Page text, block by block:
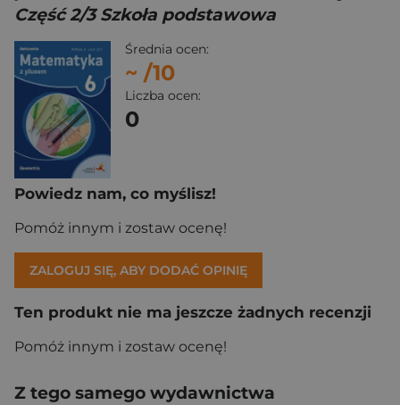
Część 2/3 Szkoła podstawowa
Średnia ocen:
~ /10
Liczba ocen:
0
Powiedz nam, co myślisz!
Pomóż innym i zostaw ocenę!
ZALOGUJ SIĘ, ABY DODAĆ OPINIĘ
Ten produkt nie ma jeszcze żadnych recenzji
Pomóż innym i zostaw ocenę!
Z tego samego wydawnictwa